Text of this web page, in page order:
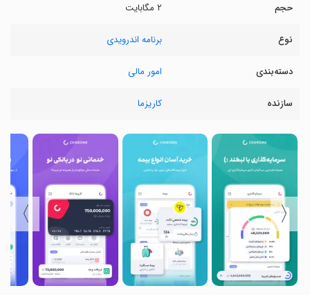
حجم ۲ مگابایت
نوع برنامه اندرویدی
دسته‌بندی امور مالی
سازنده کاریزما
〈
〉